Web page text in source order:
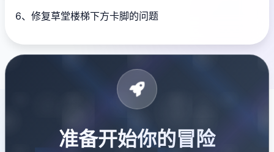
6、修复草堂楼梯下方卡脚的问题
准备开始你的冒险